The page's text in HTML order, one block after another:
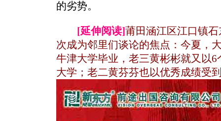
的劣势。
[延伸阅读]莆田涵江区江口镇
次成为邻里们谈论的焦点：今夏，
牛津大学毕业，老三黄彬彬就又以
大学；老二黄芬芬也以优秀成绩受